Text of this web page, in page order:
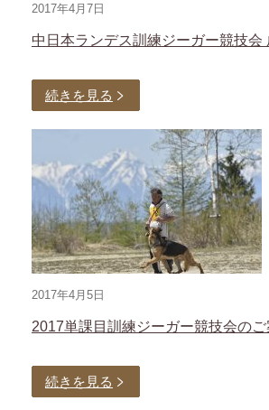
2017年4月7日
中日本ランデス訓練ジーガー競技会
続きを見る
2017年4月5日
2017単課目訓練ジーガー競技会のご
続きを見る